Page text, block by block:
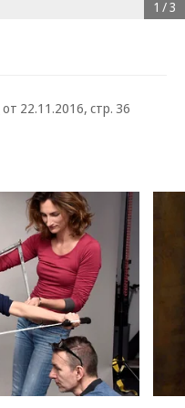
1 /3
от 22.11.2016, стр. 36